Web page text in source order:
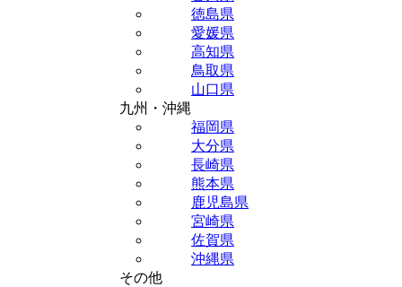
徳島県
愛媛県
高知県
鳥取県
山口県
九州・沖縄
福岡県
大分県
長崎県
熊本県
鹿児島県
宮崎県
佐賀県
沖縄県
その他